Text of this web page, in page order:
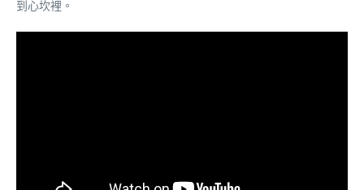
到心坎裡。